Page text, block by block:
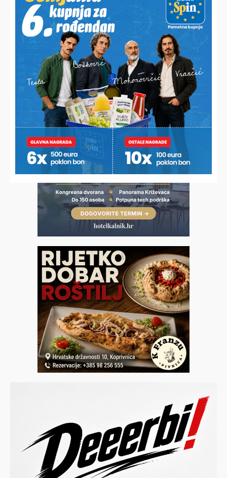
TOTALNI BEZOBRAZLUK
Vikendaši bijesni zbog uništavanja ukrasa jezera: “Trgaju ih,
gaze čamcima i veslima!”